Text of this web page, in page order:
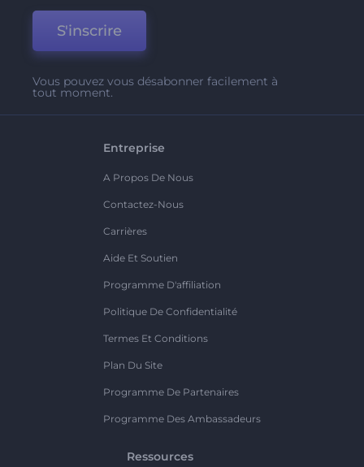
S'inscrire
Vous pouvez vous désabonner facilement à
tout moment.
Entreprise
A Propos De Nous
Contactez-Nous
Carrières
Aide Et Soutien
Programme D'affiliation
Politique De Confidentialité
Termes Et Conditions
Plan Du Site
Programme De Partenaires
Programme Des Ambassadeurs
Ressources